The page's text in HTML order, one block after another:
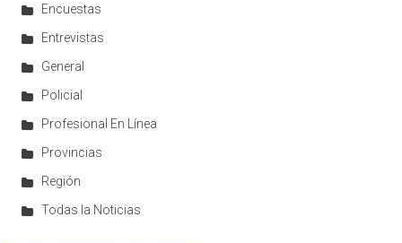
Encuestas
Entrevistas
General
Policial
Profesional En Línea
Provincias
Región
Todas la Noticias